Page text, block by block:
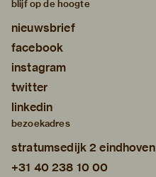
blijf op de hoogte
nieuwsbrief
facebook
instagram
twitter
linkedin
bezoekadres
stratumsedijk 2 eindhoven
+31 40 238 10 00